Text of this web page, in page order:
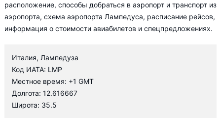
расположение, способы добраться в аэропорт и транспорт из
аэропорта, схема аэропорта Лампедуса, расписание рейсов,
информация о стоимости авиабилетов и спецпредложениях.
Италия, Лампедуза
Код ИАТА: LMP
Местное время: +1 GMT
Долгота: 12.616667
Широта: 35.5